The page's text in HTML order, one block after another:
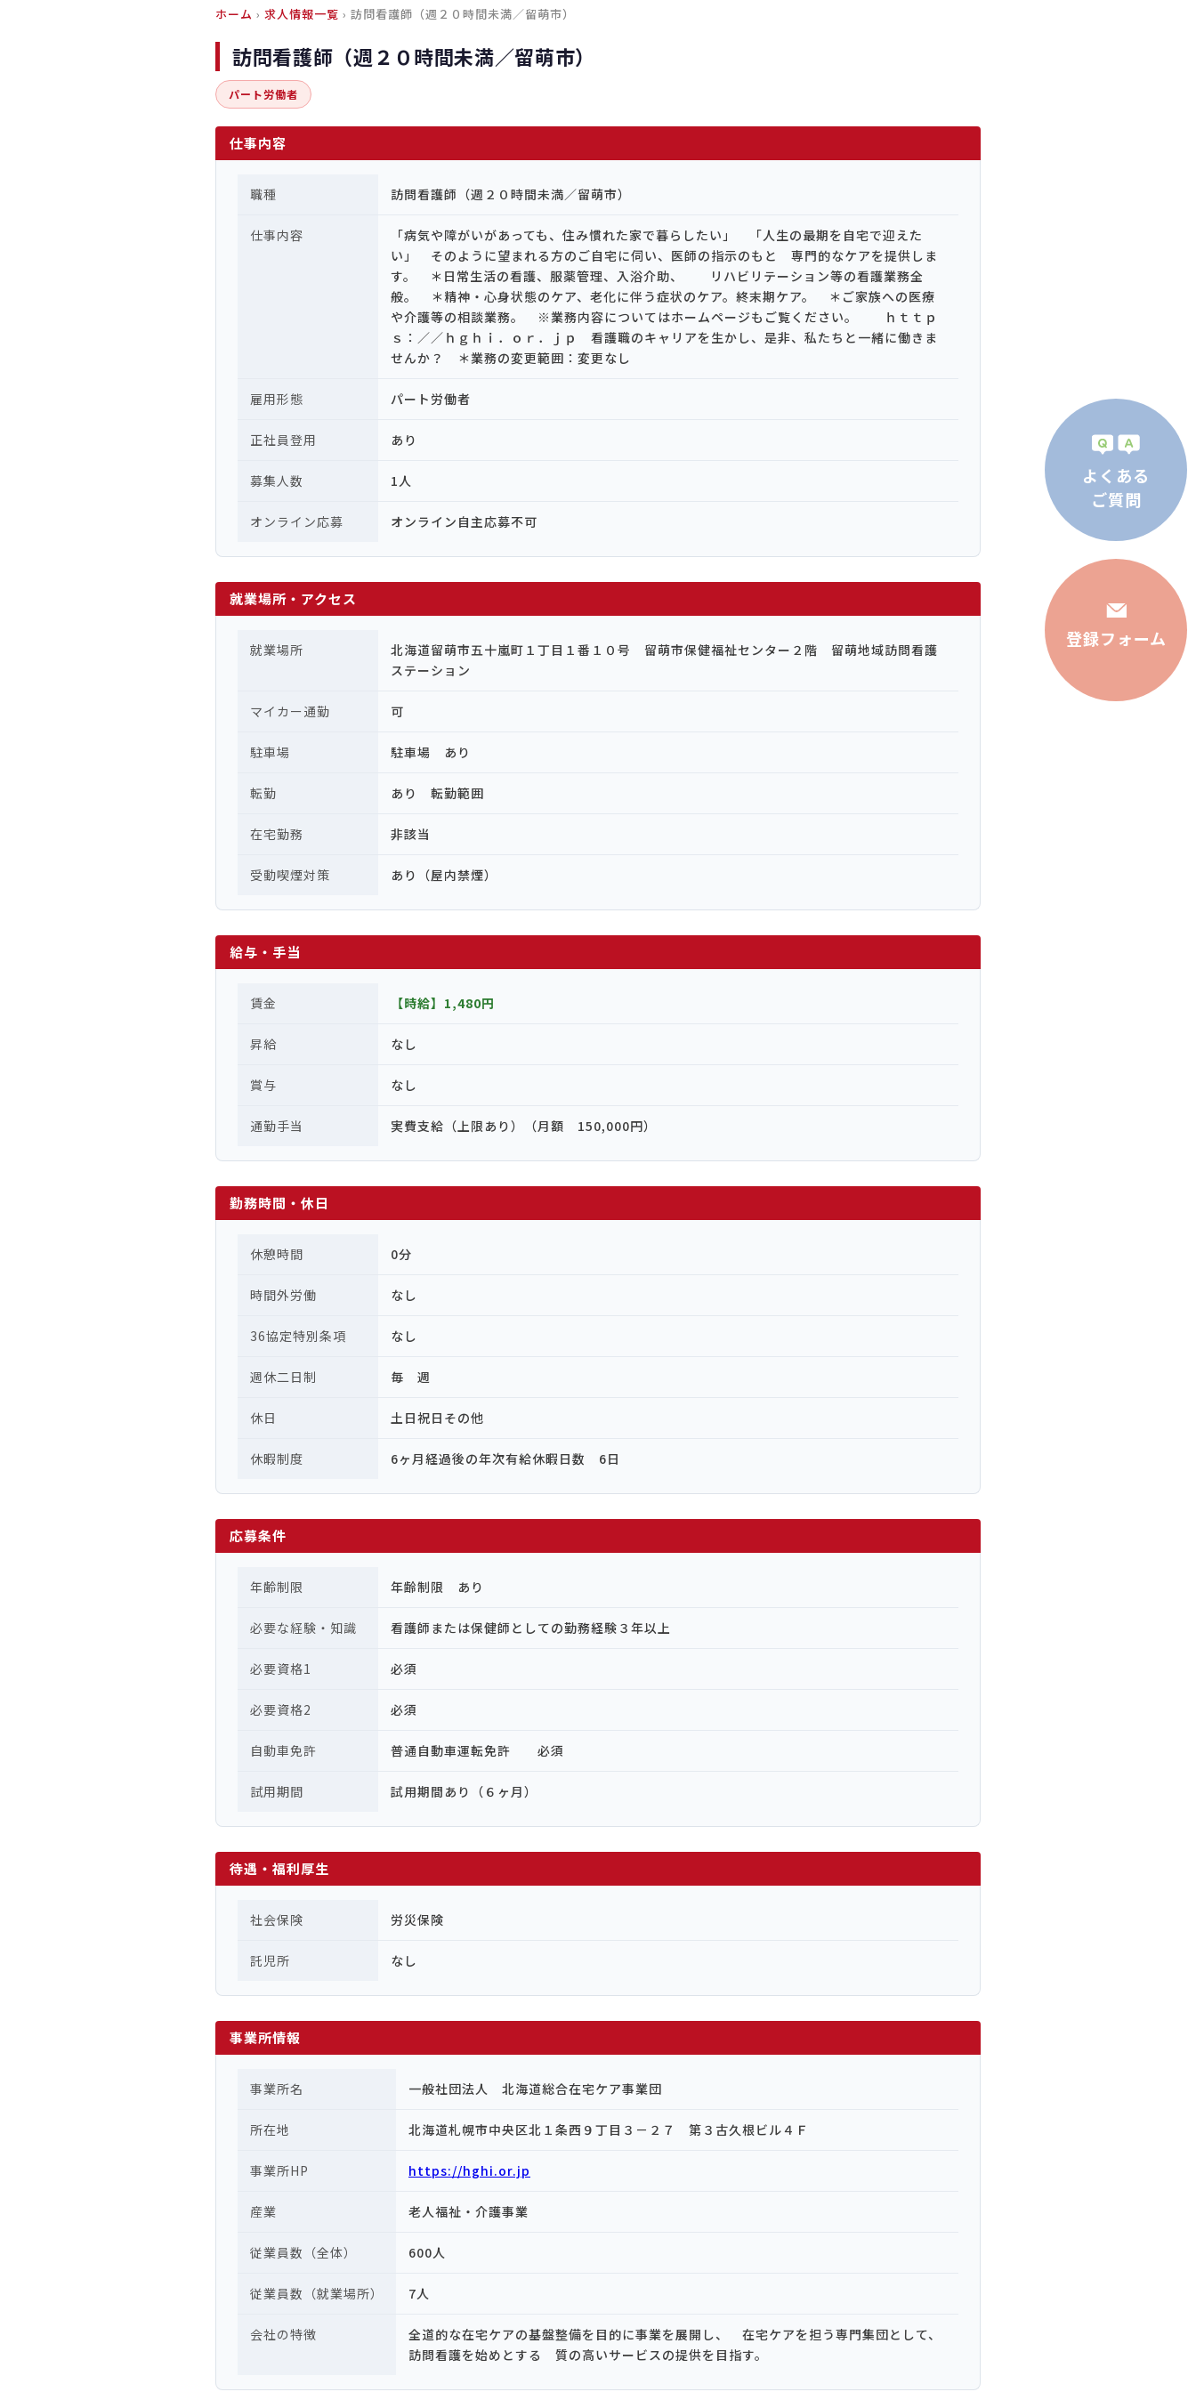
ホーム › 求人情報一覧 › 訪問看護師（週２０時間未満／留萌市）
訪問看護師（週２０時間未満／留萌市）
パート労働者
仕事内容
職種 訪問看護師（週２０時間未満／留萌市）
仕事内容
「病気や障がいがあっても、住み慣れた家で暮らしたい」 「人生の最期を自宅で迎えた
い」 そのように望まれる方のご自宅に伺い、医師の指示のもと 専門的なケアを提供しま
す。 ＊日常生活の看護、服薬管理、入浴介助、 リハビリテーション等の看護業務全
般。 ＊精神・心身状態のケア、老化に伴う症状のケア。終末期ケア。 ＊ご家族への医療
や介護等の相談業務。 ※業務内容についてはホームページもご覧ください。 ｈｔｔｐ
ｓ：／／ｈｇｈｉ．ｏｒ．ｊｐ 看護職のキャリアを生かし、是非、私たちと一緒に働きま
せんか？ ＊業務の変更範囲：変更なし
雇用形態 パート労働者
正社員登用 あり
募集人数 1人
オンライン応募 オンライン自主応募不可
就業場所・アクセス
就業場所
北海道留萌市五十嵐町１丁目１番１０号 留萌市保健福祉センター２階 留萌地域訪問看護
ステーション
マイカー通勤 可
駐車場 駐車場 あり
転勤 あり 転勤範囲
在宅勤務 非該当
受動喫煙対策 あり（屋内禁煙）
給与・手当
賃金 【時給】1,480円
昇給 なし
賞与 なし
通勤手当 実費支給（上限あり）（月額 150,000円）
勤務時間・休日
休憩時間 0分
時間外労働 なし
36協定特別条項 なし
週休二日制 毎 週
休日 土日祝日その他
休暇制度 6ヶ月経過後の年次有給休暇日数 6日
応募条件
年齢制限 年齢制限 あり
必要な経験・知識 看護師または保健師としての勤務経験３年以上
必要資格1 必須
必要資格2 必須
自動車免許 普通自動車運転免許 必須
試用期間 試用期間あり（６ヶ月）
待遇・福利厚生
社会保険 労災保険
託児所 なし
事業所情報
事業所名 一般社団法人 北海道総合在宅ケア事業団
所在地 北海道札幌市中央区北１条西９丁目３－２７ 第３古久根ビル４Ｆ
事業所HP https://hghi.or.jp
産業 老人福祉・介護事業
従業員数（全体） 600人
従業員数（就業場所） 7人
会社の特徴
全道的な在宅ケアの基盤整備を目的に事業を展開し、 在宅ケアを担う専門集団として、
訪問看護を始めとする 質の高いサービスの提供を目指す。
よくある
ご質問
登録フォーム